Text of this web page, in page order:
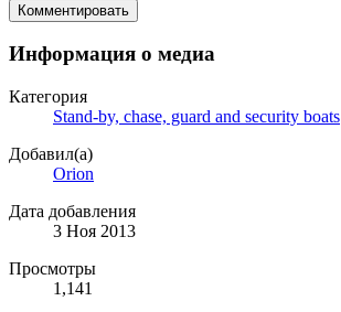
Комментировать
Информация о медиа
Категория
Stand-by, chase, guard and security boats
Добавил(а)
Orion
Дата добавления
3 Ноя 2013
Просмотры
1,141